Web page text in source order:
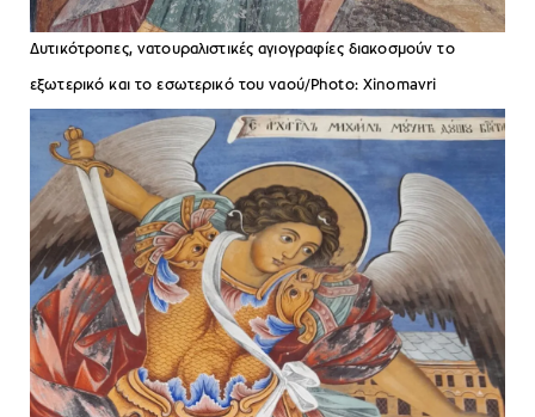
Δυτικότροπες, νατουραλιστικές αγιογραφίες διακοσμούν το
εξωτερικό και το εσωτερικό του ναού/Photo: Xinomavri